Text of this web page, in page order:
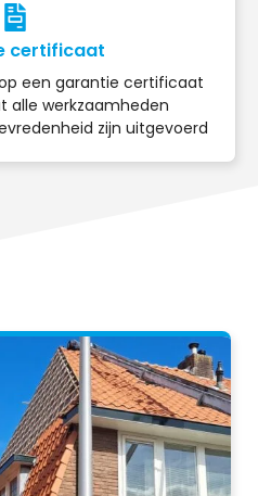
certificaat
een garantie certificaat
alle werkzaamheden
zijn uitgevoerd